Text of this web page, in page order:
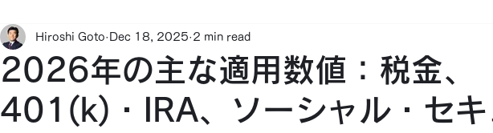
2026年の主な適用数値：税金、
401(k)・IRA、ソーシャル・セキ
Hiroshi Goto Dec 18, 2025 2 min read